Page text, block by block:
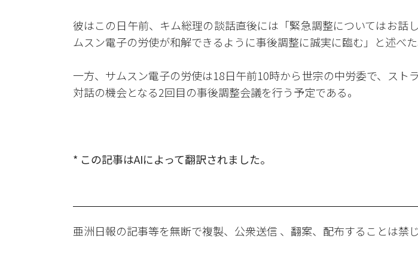
彼はこの日午前、キム総理の談話直後には「緊急調整についてはお話
ムスン電子の労使が和解できるように事後調整に誠実に臨む」と述べた
一方、サムスン電子の労使は18日午前10時から世宗の中労委で、スト
対話の機会となる2回目の事後調整会議を行う予定である。
* この記事はAIによって翻訳されました。
亜洲日報の記事等を無断で複製、公衆送信 、翻案、配布することは禁じ